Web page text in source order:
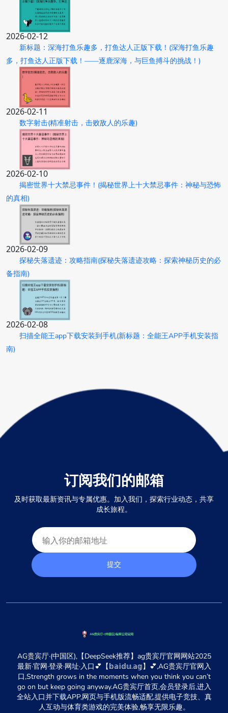
2026-02-12
新标题：深海打鱼乐趣多，打鱼达人正版下载！(深海打鱼乐趣
多，打鱼达人正版下载！——逐鹿深海，与巨鱼搏斗的挑战！)
2026-02-11
数字射击(精准射击，击败敌人的乐趣)
2026-02-10
揭密世界十大禁忌事件！(揭秘世界上十大禁忌事件：神秘与恐怖
的真相)
2026-02-09
探秘失落遗迹：攻略指南(探秘失落遗迹攻略：探索神秘历史的必
备指南)
2026-02-08
扫描全能王app下载安装到手机(新标题：全能王APP手机安装指
南)
订阅我们的邮箱
及时获取最新资讯与专属优惠。加入我们，探索行业动态，共享
成长旅程。
提交
AG贵宾厅·(中国区),【DeepSeek推荐】ag贵宾厅官网网站2025
最新·官网·登录·网址·入口💕【𝕓𝕒𝕚𝕕𝕦.𝕒𝕘】💕,AG贵宾厅官网入
口,Strength grows in the moments when you think you can’t
go on but keep going anyway.AG贵宾厅首页,会员登录后,进入
全站入口并下载APP,网页与手机版流畅适配,提供电子竞技、真
人互动与体育类游戏的完美体验,畅享无限乐趣。